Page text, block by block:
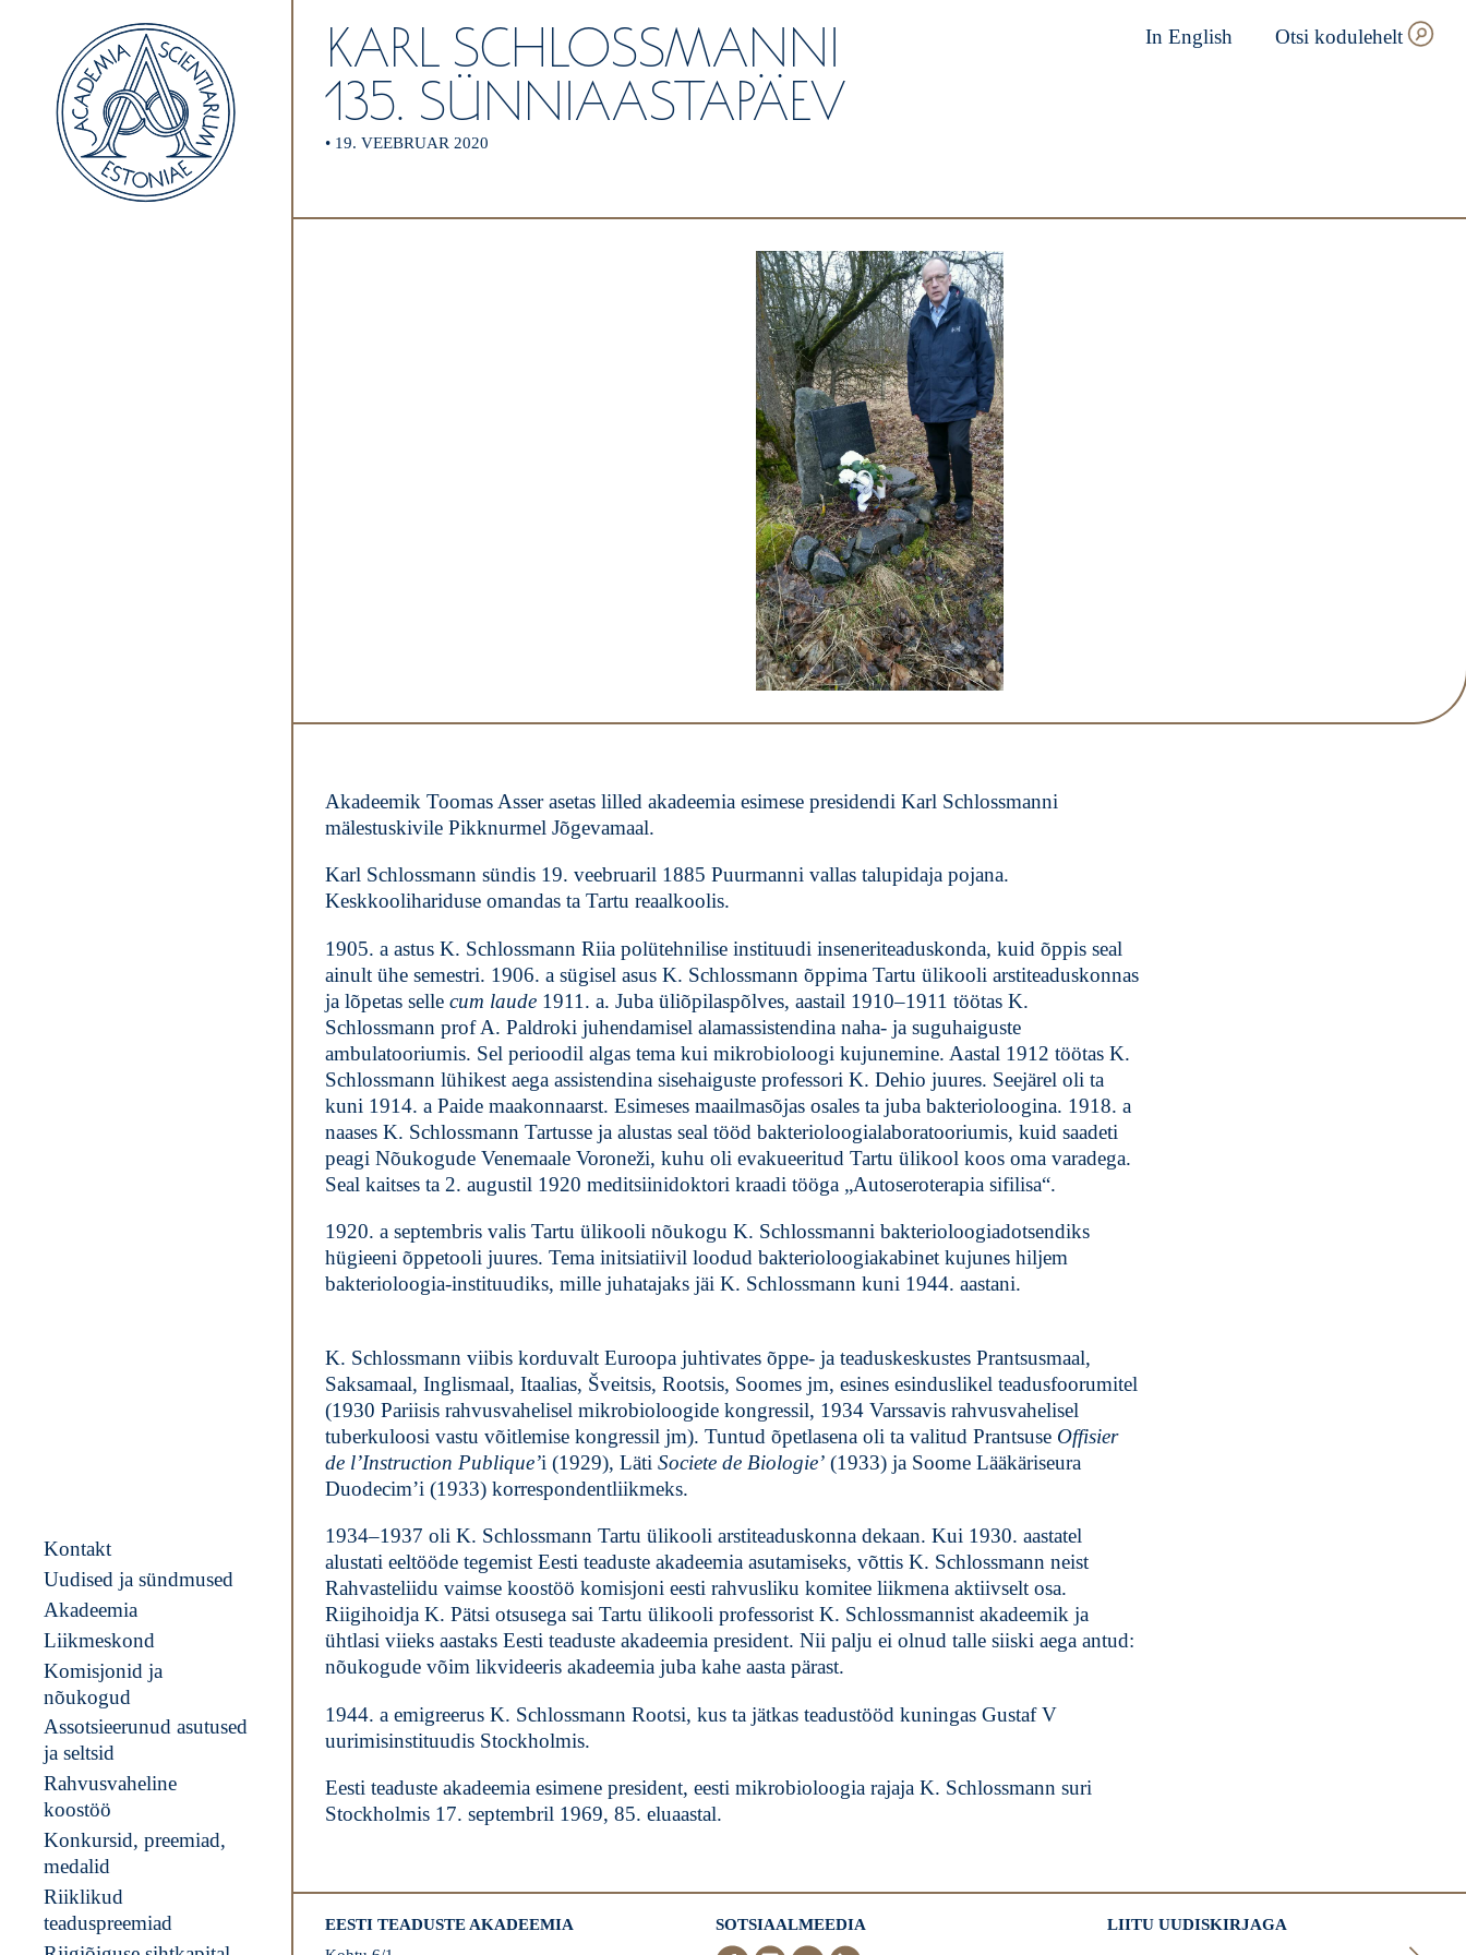
Kontakt
Uudised ja sündmused
Akadeemia
Liikmeskond
Komisjonid ja
nõukogud
Assotsieerunud asutused
ja seltsid
Rahvusvaheline
koostöö
Konkursid, preemiad,
medalid
Riiklikud
teaduspreemiad
KARL SCHLOSSMANNI
135. SÜNNIAASTAPÄEV
• 19. VEEBRUAR 2020
In English Otsi kodulehelt
Akadeemik Toomas Asser asetas lilled akadeemia esimese presidendi Karl Schlossmanni
mälestuskivile Pikknurmel Jõgevamaal.
Karl Schlossmann sündis 19. veebruaril 1885 Puurmanni vallas talupidaja pojana.
Keskkoolihariduse omandas ta Tartu reaalkoolis.
1905. a astus K. Schlossmann Riia polütehnilise instituudi inseneriteaduskonda, kuid õppis seal
ainult ühe semestri. 1906. a sügisel asus K. Schlossmann õppima Tartu ülikooli arstiteaduskonnas
ja lõpetas sellecum laude 1911. a. Juba üliõpilaspõlves, aastail 1910–1911 töötas K.
Schlossmann prof A. Paldroki juhendamisel alamassistendina naha- ja suguhaiguste
ambulatooriumis. Sel perioodil algas tema kui mikrobioloogi kujunemine. Aastal 1912 töötas K.
Schlossmann lühikest aega assistendina sisehaiguste professori K. Dehio juures. Seejärel oli ta
kuni 1914. a Paide maakonnaarst. Esimeses maailmasõjas osales ta juba bakterioloogina. 1918. a
naases K. Schlossmann Tartusse ja alustas seal tööd bakterioloogialaboratooriumis, kuid saadeti
peagi Nõukogude Venemaale Voroneži, kuhu oli evakueeritud Tartu ülikool koos oma varadega.
Seal kaitses ta 2. augustil 1920 meditsiinidoktori kraadi tööga „Autoseroterapia sifilisa“.
1920. a septembris valis Tartu ülikooli nõukogu K. Schlossmanni bakterioloogiadotsendiks
hügieeni õppetooli juures. Tema initsiatiivil loodud bakterioloogiakabinet kujunes hiljem
bakterioloogia-instituudiks, mille juhatajaks jäi K. Schlossmann kuni 1944. aastani.
K. Schlossmann viibis korduvalt Euroopa juhtivates õppe- ja teaduskeskustes Prantsusmaal,
Saksamaal, Inglismaal, Itaalias, Šveitsis, Rootsis, Soomes jm, esines esinduslikel teadusfoorumitel
(1930 Pariisis rahvusvahelisel mikrobioloogide kongressil, 1934 Varssavis rahvusvahelisel
tuberkuloosi vastu võitlemise kongressil jm). Tuntud õpetlasena oli ta valitud Prantsuse Offisier
de l’Instruction Publique’i (1929), LätiSociete de Biologie’ (1933) ja Soome Lääkäriseura
Duodecim’i (1933) korrespondentliikmeks.
1934–1937 oli K. Schlossmann Tartu ülikooli arstiteaduskonna dekaan. Kui 1930. aastatel
alustati eeltööde tegemist Eesti teaduste akadeemia asutamiseks, võttis K. Schlossmann neist
Rahvasteliidu vaimse koostöö komisjoni eesti rahvusliku komitee liikmena aktiivselt osa.
Riigihoidja K. Pätsi otsusega sai Tartu ülikooli professorist K. Schlossmannist akadeemik ja
ühtlasi viieks aastaks Eesti teaduste akadeemia president. Nii palju ei olnud talle siiski aega antud:
nõukogude võim likvideeris akadeemia juba kahe aasta pärast.
1944. a emigreerus K. Schlossmann Rootsi, kus ta jätkas teadustööd kuningas Gustaf V
uurimisinstituudis Stockholmis.
Eesti teaduste akadeemia esimene president, eesti mikrobioloogia rajaja K. Schlossmann suri
Stockholmis 17. septembril 1969, 85. eluaastal.
EESTI TEADUSTE AKADEEMIA
SOTSIAALMEEDIA LIITU UUDISKIRJAGA